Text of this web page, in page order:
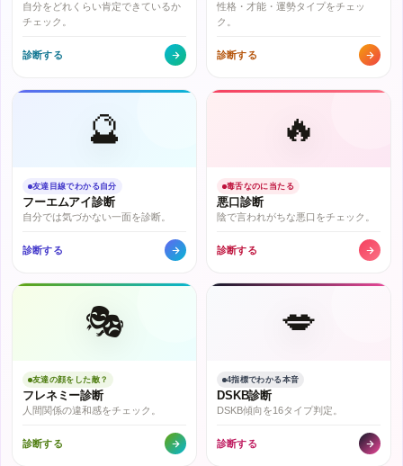
自分をどれくらい肯定できているか
チェック。
診断する
性格・才能・運勢タイプをチェッ
ク。
診断する
🔮
友達目線でわかる自分
フーエムアイ診断
自分では気づかない一面を診断。
診断する
🔥
毒舌なのに当たる
悪口診断
陰で言われがちな悪口をチェック。
診断する
🎭
友達の顔をした敵？
フレネミー診断
人間関係の違和感をチェック。
診断する
💋
4指標でわかる本音
DSKB診断
DSKB傾向を16タイプ判定。
診断する